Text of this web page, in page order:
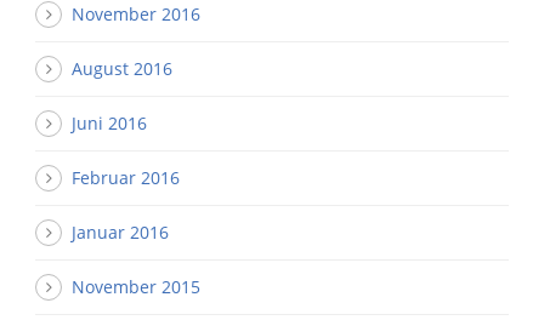
November 2016
August 2016
Juni 2016
Februar 2016
Januar 2016
November 2015